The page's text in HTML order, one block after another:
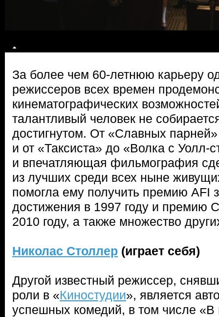
За более чем 60-летнюю карьеру
режиссеров всех времен
кинематографических
талантливый человек не
достигнутом. От «Славных
и от «Таксиста» до «Волка с
и впечатляющая фильмография
из лучших среди всех ныне
помогла ему получить премию AFI
достижения в 1997 году и премию
2010 году, а также множество
Николас Столлер (играет себя)
Другой известный режиссер,
роли в «Киностудии», является
успешных комедий, в том числе «В